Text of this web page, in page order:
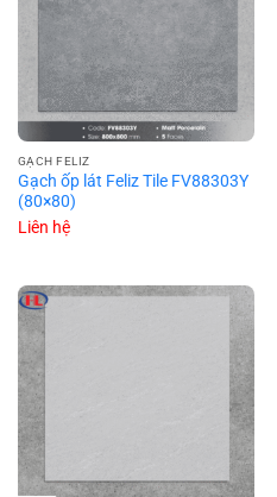
GẠCH FELIZ
Gạch ốp lát Feliz Tile FV88303Y
(80×80)
Liên hệ